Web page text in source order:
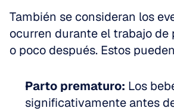
También se consideran los
ocurren durante el trabajo de
o poco después. Estos
Parto prematuro: Los
significativamente antes